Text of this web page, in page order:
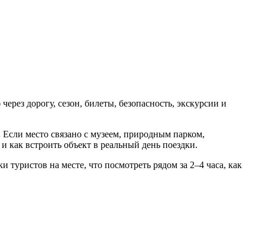
дорогу, сезон, билеты, безопасность, экскурсии и
Если место связано с музеем, природным парком,
встроить объект в реальный день поездки.
на месте, что посмотреть рядом за 2–4 часа, как